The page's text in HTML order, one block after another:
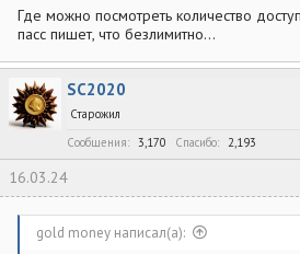
Где можно посмотреть количество
пасс пишет, что безлимитно...
SC2020
Старожил
Сообщения
3,170 Спасибо 2,193
16.03.24
gold money написал(а):